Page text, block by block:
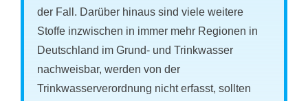
der Fall. Darüber hinaus sind viele weitere
Stoffe inzwischen in immer mehr Regionen in
Deutschland im Grund- und Trinkwasser
nachweisbar, werden von der
Trinkwasserverordnung nicht erfasst, sollten